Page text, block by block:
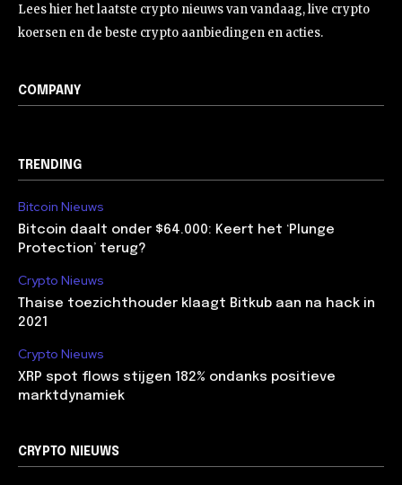
Lees hier het laatste crypto nieuws van vandaag, live crypto
koersen en de beste crypto aanbiedingen en acties.
COMPANY
TRENDING
Bitcoin Nieuws
Bitcoin daalt onder $64.000: Keert het ‘Plunge
Protection’ terug?
Crypto Nieuws
Thaise toezichthouder klaagt Bitkub aan na hack in
2021
Crypto Nieuws
XRP spot flows stijgen 182% ondanks positieve
marktdynamiek
CRYPTO NIEUWS